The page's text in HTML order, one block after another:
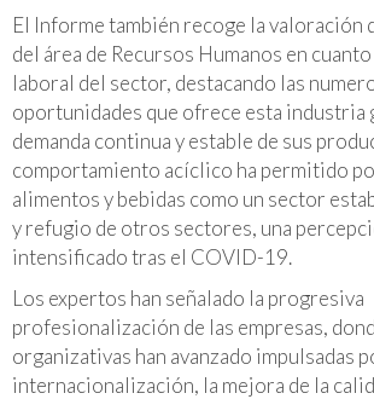
El Informe también recoge la valoración
del área de Recursos Humanos en
laboral del sector, destacando las
oportunidades que ofrece esta industria
demanda continua y estable de sus
comportamiento acíclico ha permitido
alimentos y bebidas como un sector
y refugio de otros sectores, una
intensificado tras el COVID-19.
Los expertos han señalado la progresiva
profesionalización de las empresas,
organizativas han avanzado impulsadas
internacionalización, la mejora de la